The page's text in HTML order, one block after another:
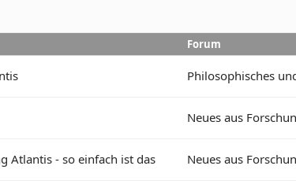
Forum
Philosophisches
Neues aus
Atlantis - so einfach ist das Neues aus